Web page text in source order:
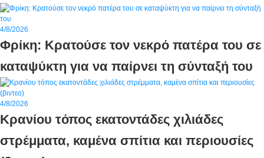
4/8/2026
Φρίκη: Κρατούσε τον νεκρό πατέρα του σε
καταψύκτη για να παίρνει τη σύνταξή του
4/8/2026
Κρανίου τόπος εκατοντάδες χιλιάδες
στρέμματα, καμένα σπίτια και περιουσίες